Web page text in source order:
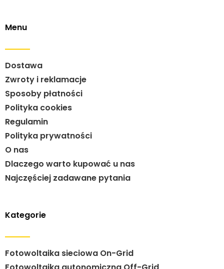
Menu
Dostawa
Zwroty i reklamacje
Sposoby płatności
Polityka cookies
Regulamin
Polityka prywatności
O nas
Dlaczego warto kupować u nas
Najczęściej zadawane pytania
Kategorie
Fotowoltaika sieciowa On-Grid